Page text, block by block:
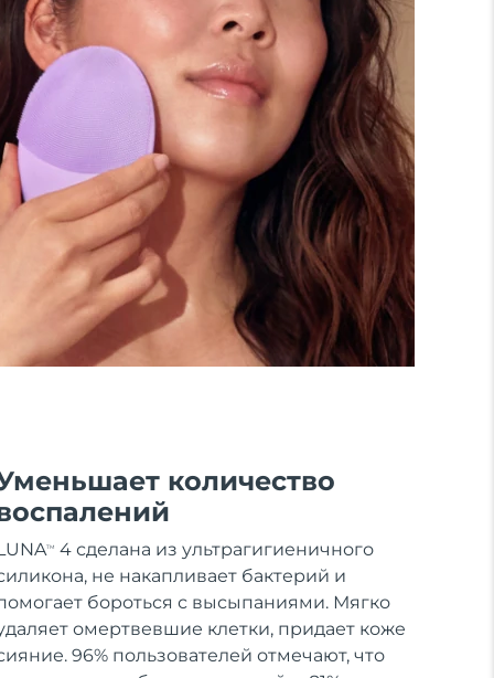
количество
TM
4 сделана из ультрагигиеничного
не накапливает бактерий и
бороться с высыпаниями. Мягко
омертвевшие клетки, придает коже
96% пользователей отмечают, что